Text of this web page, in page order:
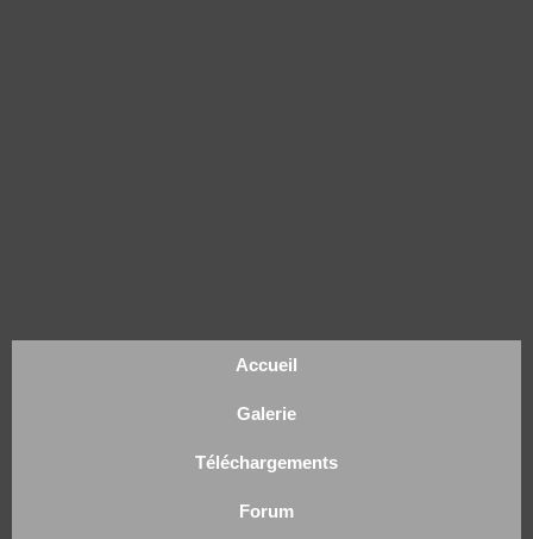
Accueil
Galerie
Téléchargements
Forum